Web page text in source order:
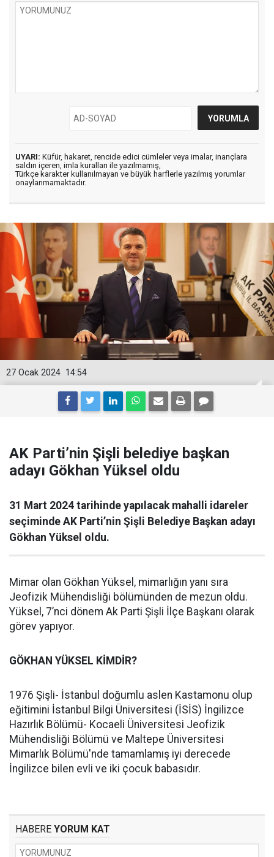
UYARI: Küfür, hakaret, rencide edici cümleler veya imalar, inançlara
saldırı içeren, imla kuralları ile yazılmamış,
Türkçe karakter kullanılmayan ve büyük harflerle yazılmış yorumlar
onaylanmamaktadır.
14:54
27 Ocak 2024
AK Parti’nin Şişli belediye başkan
adayı Gökhan Yüksel oldu
31 Mart 2024 tarihinde yapılacak mahalli idareler
seçiminde AK Parti’nin Şişli Belediye Başkan adayı
Gökhan Yüksel oldu.
Mimar olan Gökhan Yüksel, mimarlığın yanı sıra
Jeofizik Mühendisliği bölümünden de mezun oldu.
Yüksel, 7’nci dönem Ak Parti Şişli İlçe Başkanı olarak
görev yapıyor.
GÖKHAN YÜKSEL KİMDİR?
1976 Şişli- İstanbul doğumlu aslen Kastamonu olup
eğitimini İstanbul Bilgi Üniversitesi (İSİS) İngilizce
Hazırlık Bölümü- Kocaeli Üniversitesi Jeofizik
Mühendisliği Bölümü ve Maltepe Üniversitesi
Mimarlık Bölümü'nde tamamlamış iyi derecede
İngilizce bilen evli ve iki çocuk babasıdır.
HABERE YORUM KAT